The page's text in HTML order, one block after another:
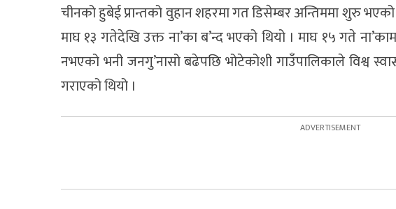
चीनको हुबेई प्रान्तको वुहान शहरमा गत डिसेम्बर अन्तिममा शुरु
माघ १३ गतेदेखि उक्त ना’का ब’न्द भएको थियो । माघ १५ गते
नभएको भनी जनगु’नासो बढेपछि भोटेकोशी गाउँपालिकाले विश्व
गराएको थियो ।